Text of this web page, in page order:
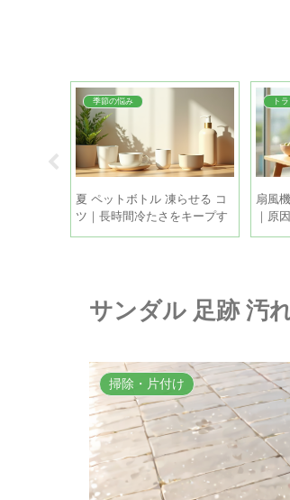
季節の悩み
夏 ペットボトル 凍らせる コ
ツ｜長時間冷たさをキープす
る5つの方法
ト
扇風
｜原
きる
サンダル 足跡 汚
掃除・片付け